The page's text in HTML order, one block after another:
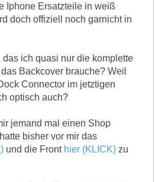
Iphone Ersatzteile in weiß
doch offiziell noch garnicht in
ich quasi nur die komplette
Backcover brauche? Weil
Connector im jetztigen
optisch auch?
jemand mal einen Shop
bisher vor mir das
und die Front hier (KLICK) zu